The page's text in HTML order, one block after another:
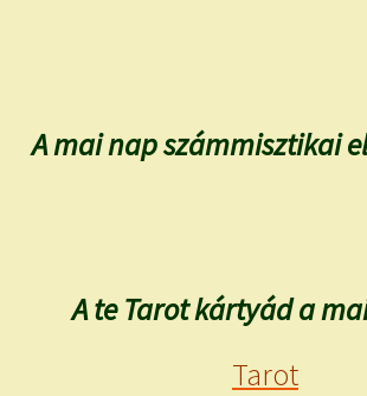
A mai nap számmisztikai
A te Tarot kártyád a
Tarot